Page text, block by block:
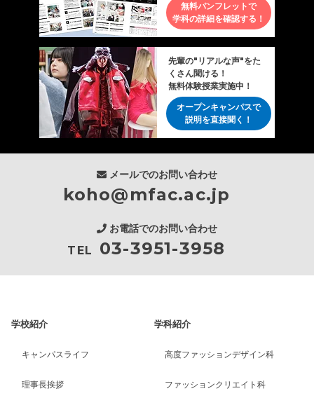
無料パンフレットで
学科の詳細を確認する！
先輩の"リアルな声"をた
くさん聞ける！
無料体験授業実施中！
オープンキャンパスで
説明を直接聞く！
メールでのお問い合わせ
koho@mfac.ac.jp
お電話でのお問い合わせ
TEL 03-3951-3958
学校紹介
キャンパスライフ
理事長挨拶
学科紹介
高度ファッションデザイン科
ファッションクリエイト科